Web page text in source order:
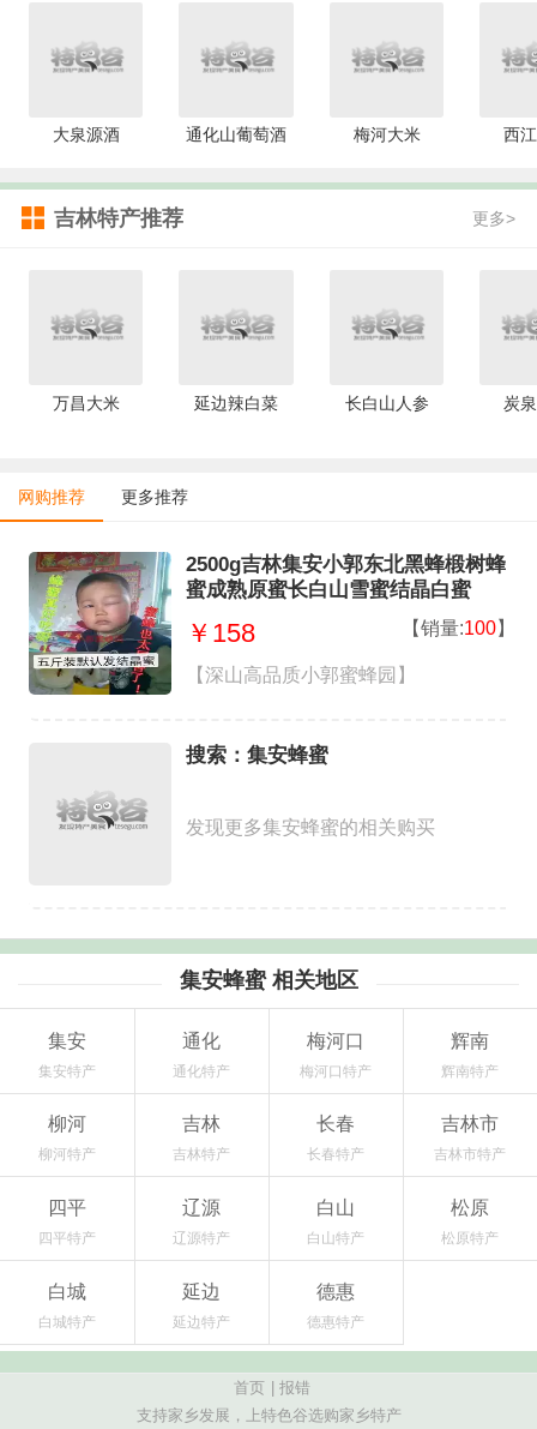
大泉源酒 通化山葡萄酒 梅河大米 西
吉林特产推荐 更多>
万昌大米 延边辣白菜 长白山人参 炭
网购推荐 更多推荐
2500g吉林集安小郭东北黑蜂椴树蜂
蜜成熟原蜜长白山雪蜜结晶白蜜
￥158 【销量:100】
【深山高品质小郭蜜蜂园】
搜索：集安蜂蜜
发现更多集安蜂蜜的相关购买
集安蜂蜜 相关地区
集安
集安特产
通化
通化特产
梅河口
梅河口特产
辉南
辉南特产
柳河
柳河特产
吉林
吉林特产
长春
长春特产
吉林市
吉林市特产
四平
四平特产
辽源
辽源特产
白山
白山特产
松原
松原特产
白城
白城特产
延边
延边特产
德惠
德惠特产
首页
报错
支持家乡发展，上特色谷选购家乡特产